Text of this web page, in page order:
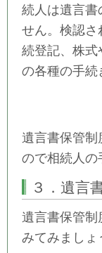
続人は遺言書
せん。検認さ
続登記、株式
の各種の手続
遺言書保管制
ので相続人の
３．遺言
遺言書保管制
みてみましょ